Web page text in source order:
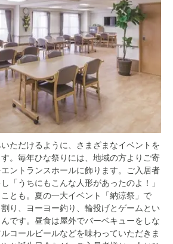
ただけるように、さまざまなイベントを
。毎年ひな祭りには、地域の方よりご寄
ントランスホールに飾ります。ご入居者
「うちにもこんな人形があったのよ！」
とも。夏の一大イベント「納涼祭」で
り、ヨーヨー釣り、輪投げとゲームとい
です。昼食は屋外でバーベキューをしな
コールビールなどを味わっていただきま